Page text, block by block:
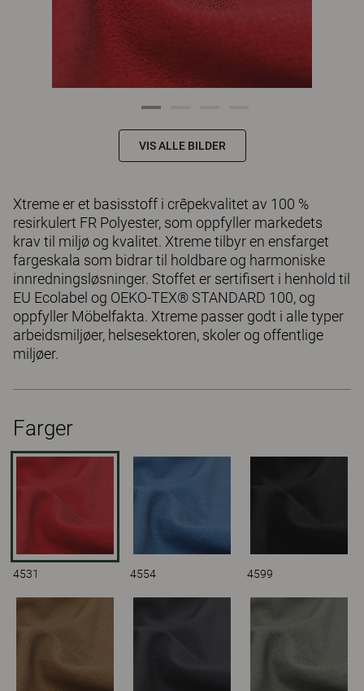
VIS ALLE BILDER
Xtreme er et basisstoff i crêpekvalitet av 100 %
resirkulert FR Polyester, som oppfyller markedets
krav til miljø og kvalitet. Xtreme tilbyr en ensfarget
fargeskala som bidrar til holdbare og harmoniske
innredningsløsninger. Stoffet er sertifisert i henhold til
EU Ecolabel og OEKO-TEX® STANDARD 100, og
oppfyller Möbelfakta. Xtreme passer godt i alle typer
arbeidsmiljøer, helsesektoren, skoler og offentlige
miljøer.
Farger
4531 4554 4599